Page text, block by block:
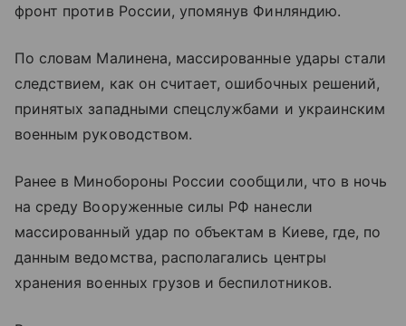
фронт против России, упомянув Финляндию.
По словам Малинена, массированные удары стали
следствием, как он считает, ошибочных решений,
принятых западными спецслужбами и украинским
военным руководством.
Ранее в Минобороны России сообщили, что в ночь
на среду Вооруженные силы РФ нанесли
массированный удар по объектам в Киеве, где, по
данным ведомства, располагались центры
хранения военных грузов и беспилотников.